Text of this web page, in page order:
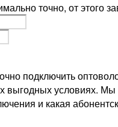
точно, от этого
подключить
условиях. Мы
и какая